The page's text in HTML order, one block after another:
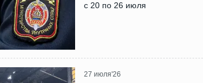
с 20 по 26 июля
27 июля'26